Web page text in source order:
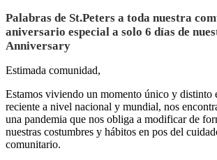
Palabras de St.Peters a toda nuestra
aniversario especial a solo 6 días de
Anniversary
Estimada comunidad,
Estamos viviendo un momento único y distinto
reciente a nivel nacional y mundial, nos
una pandemia que nos obliga a modificar de
nuestras costumbres y hábitos en pos del
comunitario.